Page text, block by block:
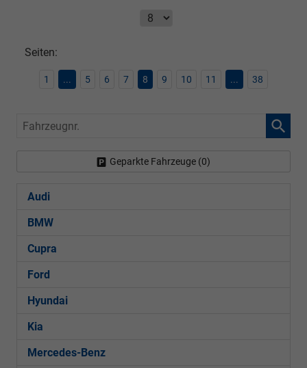
Seiten:
1 ... 5 6 7 8 9 10 11 ... 38
Fahrzeugnr.
Geparkte Fahrzeuge (0)
Audi
BMW
Cupra
Ford
Hyundai
Kia
Mercedes-Benz